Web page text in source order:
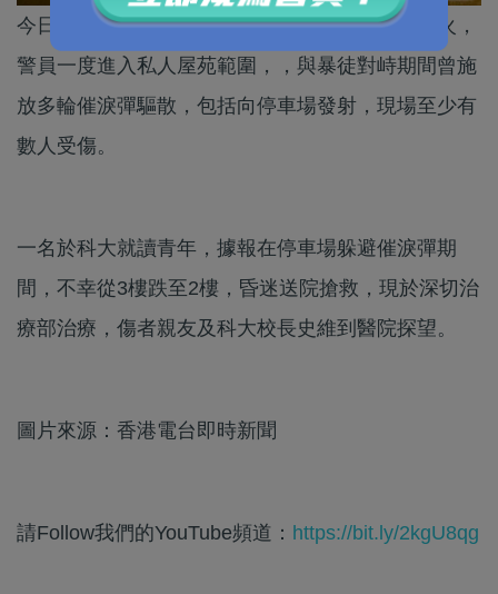
今日凌晨有一批示威者在將軍澳聚集、堵路、縱火，
警員一度進入私人屋苑範圍，，與暴徒對峙期間曾施
放多輪催淚彈驅散，包括向停車場發射，現場至少有
數人受傷。
一名於科大就讀青年，據報在停車場躲避催淚彈期
間，不幸從3樓跌至2樓，昏迷送院搶救，現於深切治
療部治療，傷者親友及科大校長史維到醫院探望。
圖片來源：香港電台即時新聞
請Follow我們的YouTube頻道： https://bit.ly/2kgU8qg